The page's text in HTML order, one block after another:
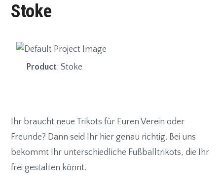
Stoke
Product: Stoke
Ihr braucht neue Trikots für Euren Verein oder
Freunde? Dann seid Ihr hier genau richtig. Bei uns
bekommt Ihr unterschiedliche Fußballtrikots, die Ihr
frei gestalten könnt.